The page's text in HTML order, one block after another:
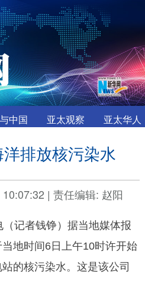
中国 亚太观察 亚太华人
排放核污染水
| 责任编辑: 赵阳
记者钱铮）据当地媒体报
地时间6日上午10时许开始
的核污染水。这是该公司